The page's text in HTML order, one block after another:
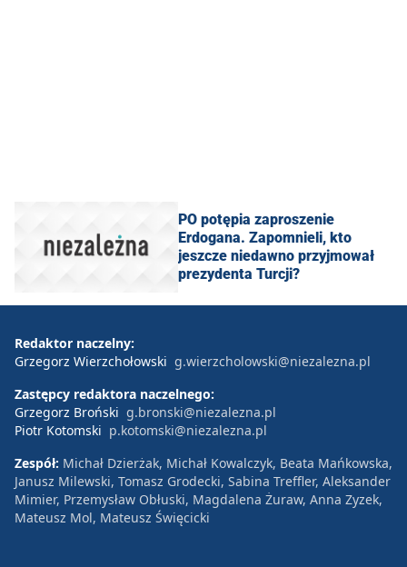
PO potępia zaproszenie
Erdogana. Zapomnieli, kto
jeszcze niedawno przyjmował
prezydenta Turcji?
Redaktor naczelny:
Grzegorz Wierzchołowski g.wierzcholowski@niezalezna.pl
Zastępcy redaktora naczelnego:
Grzegorz Broński g.bronski@niezalezna.pl
Piotr Kotomski p.kotomski@niezalezna.pl
Zespół: Michał Dzierżak, Michał Kowalczyk, Beata Mańkowska,
Janusz Milewski, Tomasz Grodecki, Sabina Treffler, Aleksander
Mimier, Przemysław Obłuski, Magdalena Żuraw, Anna Zyzek,
Mateusz Mol, Mateusz Święcicki